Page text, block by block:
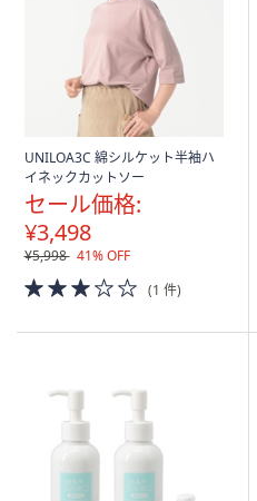
UNILOA3C 綿シルケット半袖ハ
イネックカットソー
セール価格:
¥3,498
¥5,998 41% OFF
3.0
of
(1 件)